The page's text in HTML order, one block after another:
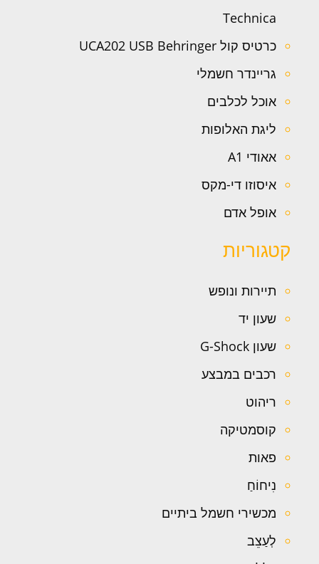
Technica
כרטיס קול UCA202 USB Behringer
גריינדר חשמלי
אוכל לכלבים
ליגת האלופות
אאודי A1
איסוזו די-מקס
אופל אדם
קטגוריות
תיירות ונופש
שעון יד
שעון G-Shock
רכבים במבצע
ריהוט
קוסמטיקה
פאות
נִיחוֹחַ
מכשירי חשמל ביתיים
לְעַצֵב